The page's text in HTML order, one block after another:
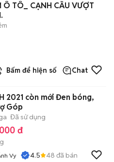
Ô TÔ_ CẠNH CẦU VƯỢT
Bấm để hiện số Chat
Đen bóng,
Góp
Đã sử dụng
đ
Vy 4.5 48 đã bán